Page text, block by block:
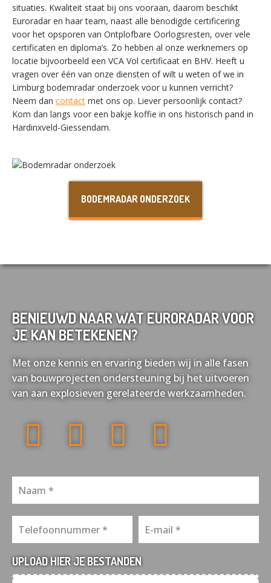
situaties. Kwaliteit staat bij ons vooraan, daarom beschikt
Euroradar en haar team, naast alle benodigde certificering
voor het opsporen van Ontplofbare Oorlogsresten, over vele
certificaten en diploma’s. Zo hebben al onze werknemers op
locatie bijvoorbeeld een VCA Vol certificaat en BHV. Heeft u
vragen over één van onze diensten of wilt u weten of we in
Limburg bodemradar onderzoek voor u kunnen verricht?
Neem dan contact met ons op. Liever persoonlijk contact?
Kom dan langs voor een bakje koffie in ons historisch pand in
Hardinxveld-Giessendam.
BODEMRADAR ONDERZOEK
BENIEUWD NAAR WAT EURORADAR VOOR
JE KAN BETEKENEN?
Met onze kennis en ervaring bieden wij in alle fasen
van bouwprojecten ondersteuning bij het uitvoeren
van aan explosieven gerelateerde werkzaamheden.
UPLOAD HIER JE BESTANDEN
SWITCH THE LANGUAGE
Nederlands English